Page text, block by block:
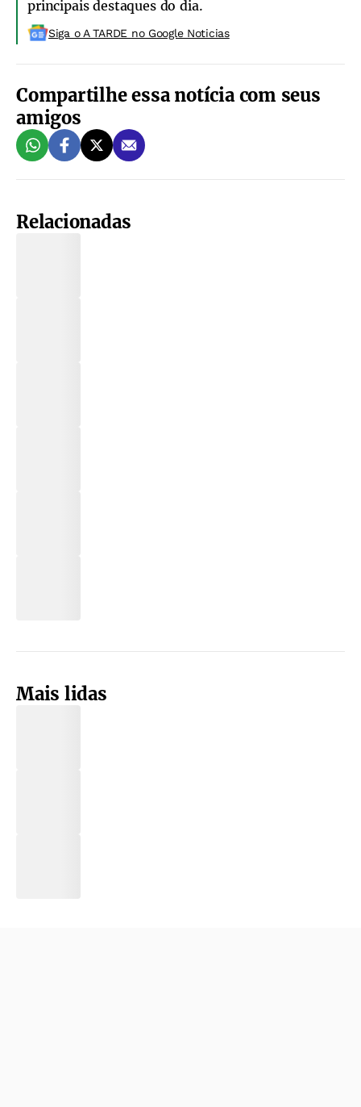
principais destaques do dia.
Siga o A TARDE no Google Noticias
Compartilhe essa notícia com seus
amigos
Relacionadas
Mais lidas